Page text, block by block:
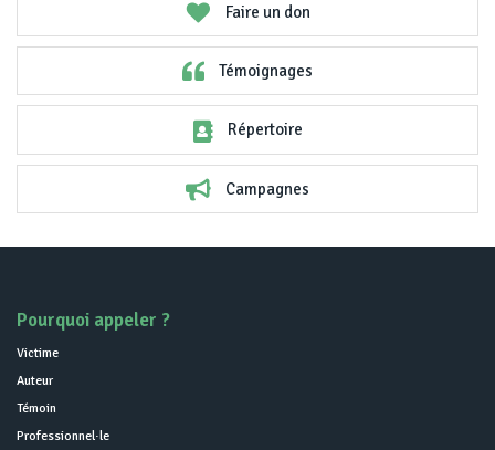
Faire un don
Témoignages
Répertoire
Campagnes
Pourquoi appeler ?
Victime
Auteur
Témoin
Professionnel·le